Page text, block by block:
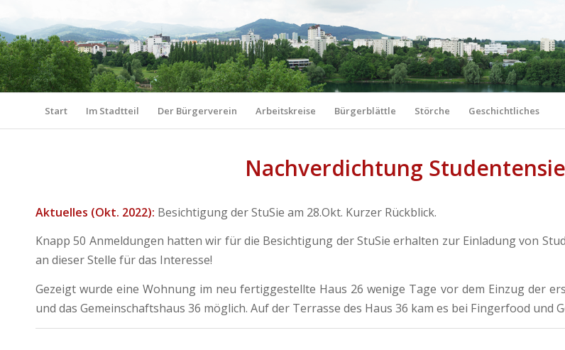
Start Im Stadtteil Der Bürgerverein Arbeitskreise Bürgerblättle Störche Geschichtliches
Nachverdichtung
Aktuelles (Okt. 2022): Besichtigung der StuSie am 28.Okt. Kurzer Rückblick.
Knapp 50 Anmeldungen hatten wir für die Besichtigung der StuSie erhalten zur Einladung von
an dieser Stelle für das Interesse!
Gezeigt wurde eine Wohnung im neu fertiggestellte Haus 26 wenige Tage vor dem Einzug der
und das Gemeinschaftshaus 36 möglich. Auf der Terrasse des Haus 36 kam es bei Fingerfood und